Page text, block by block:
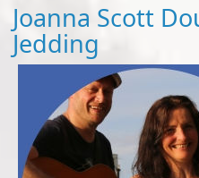
Joanna Scott
Jedding